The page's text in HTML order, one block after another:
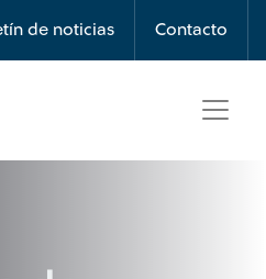
de noticias Contacto